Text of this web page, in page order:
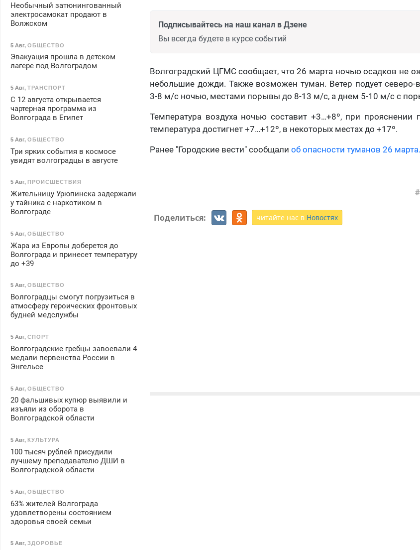
Подписывайтесь на наш канал в Дзене
Вы всегда будете в курсе событий
Волгоградский ЦГМС сообщает, что 26 марта ночью осадков не
небольшие дожди. Также возможен туман. Ветер подует северо-
3-8 м/с ночью, местами порывы до 8-13 м/с, а днем 5-10 м/с с
Температура воздуха ночью составит +3…+8º, при
температура достигнет +7…+12º, в некоторых местах до +17º.
Ранее "Городские вести" сообщалиоб опасности туманов 26 марта.
Поделиться: читайте нас в Новостях
Необычный затюнингованный
электросамокат продают в
Волжском
5 Авг, ОБЩЕСТВО
Эвакуация прошла в детском
лагере под Волгоградом
5 Авг, ТРАНСПОРТ
С 12 августа открывается
чартерная программа из
Волгограда в Египет
5 Авг, ОБЩЕСТВО
Три ярких события в космосе
увидят волгоградцы в августе
5 Авг, ПРОИСШЕСТВИЯ
Жительницу Урюпинска задержали
у тайника с наркотиком в
Волгограде
5 Авг, ОБЩЕСТВО
Жара из Европы доберется до
Волгограда и принесет температуру
до +39
5 Авг, ОБЩЕСТВО
Волгоградцы смогут погрузиться в
атмосферу героических фронтовых
будней медслужбы
5 Авг, СПОРТ
Волгоградские гребцы завоевали 4
медали первенства России в
Энгельсе
5 Авг, ОБЩЕСТВО
20 фальшивых купюр выявили и
изъяли из оборота в
Волгоградской области
5 Авг, КУЛЬТУРА
100 тысяч рублей присудили
лучшему преподавателю ДШИ в
Волгоградской области
5 Авг, ОБЩЕСТВО
63% жителей Волгограда
удовлетворены состоянием
здоровья своей семьи
5 Авг, ЗДОРОВЬЕ